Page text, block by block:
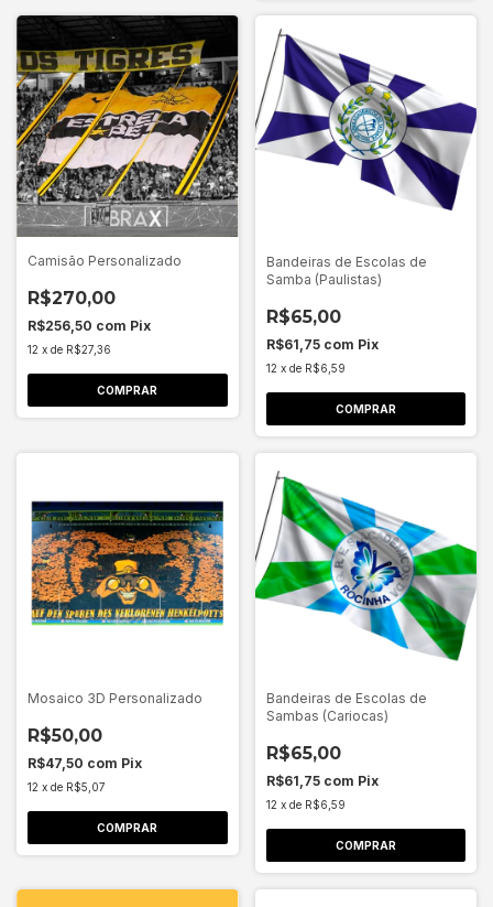
Camisão Personalizado
R$270,00
R$256,50 com Pix
12 x de R$27,36
COMPRAR
Bandeiras de Escolas de
Samba (Paulistas)
R$65,00
R$61,75 com Pix
12 x de R$6,59
COMPRAR
Mosaico 3D Personalizado
R$50,00
R$47,50 com Pix
12 x de R$5,07
COMPRAR
Bandeiras de Escolas de
Sambas (Cariocas)
R$65,00
R$61,75 com Pix
12 x de R$6,59
COMPRAR